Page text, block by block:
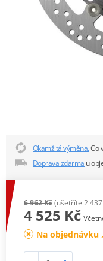
Okamžitá výměna.Co
Doprava zdarma u
6 962 Kč(ušetříte 2 437
4 525 Kč
Na objednávku